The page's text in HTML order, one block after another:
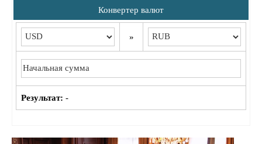
Конвертер валют
»
Результат: -